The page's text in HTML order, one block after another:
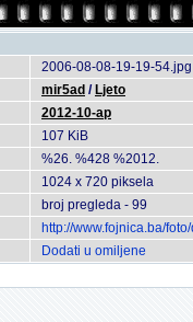
2006-08-08-19-19-54.jpg
mir5ad / Ljeto
2012-10-ap
107 KiB
%26. %428 %2012.
1024 x 720 piksela
broj pregleda - 99
http://www.fojnica.ba/
Dodati u omiljene